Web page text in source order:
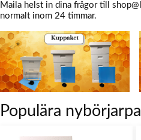
Maila helst in dina frågor till
normalt inom 24 timmar.
Populära